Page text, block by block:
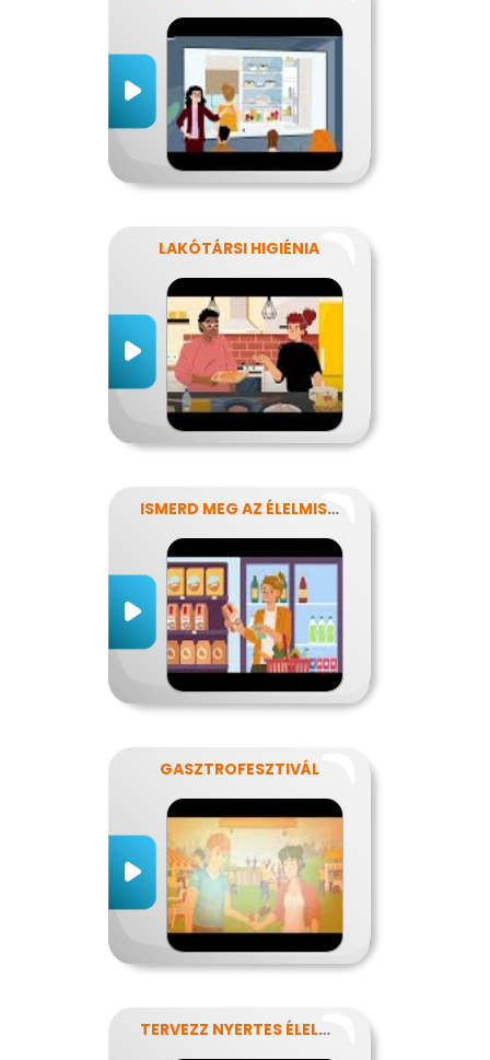
LAKÓTÁRSI HIGIÉNIA
ISMERD MEG AZ ÉLELMISZEREK TITKAIT!
GASZTROFESZTIVÁL
TERVEZZ NYERTES ÉLELMISZER-CSOMAGOLÁST!